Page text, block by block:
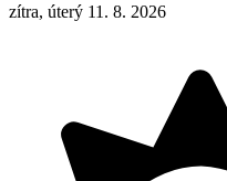
zítra, úterý 11. 8. 2026